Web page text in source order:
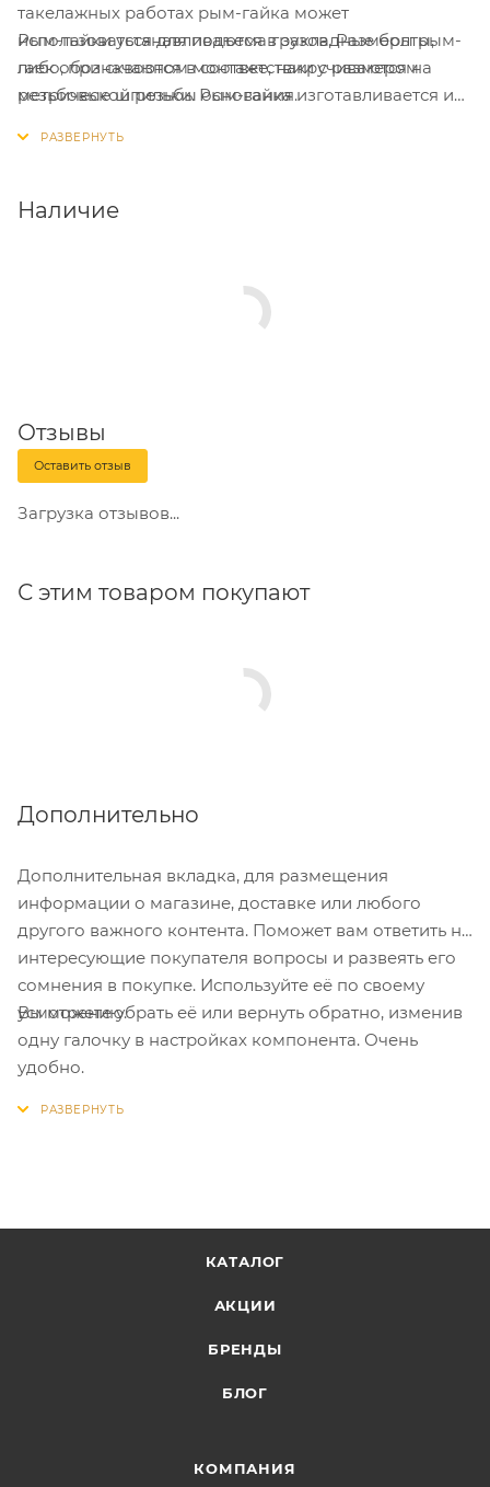
такелажных работах рым-гайка может
использоваться для подъема грузов. Размеры рым-
гаек обозначаются в соответствии с размером
метрической резьбы основания.
Рым-гайки устанавливаются в закладные болты,
либо, при сквозном монтаже, накручиваются на
резьбовые шпильки. Рым-гайка изготавливается из
Наличие
Отзывы
Оставить отзыв
Загрузка отзывов...
С этим товаром покупают
Дополнительно
Дополнительная вкладка, для размещения
информации о магазине, доставке или любого
другого важного контента. Поможет вам ответить на
интересующие покупателя вопросы и развеять его
сомнения в покупке. Используйте её по своему
усмотрению.
Вы можете убрать её или вернуть обратно, изменив
одну галочку в настройках компонента. Очень
удобно.
КАТАЛОГ
АКЦИИ
БРЕНДЫ
БЛОГ
КОМПАНИЯ